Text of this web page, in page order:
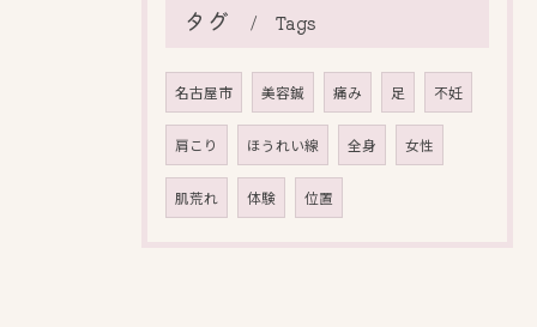
タグ Tags
名古屋市 美容鍼 痛み 足 不妊
肩こり ほうれい線 全身 女性
肌荒れ 体験 位置